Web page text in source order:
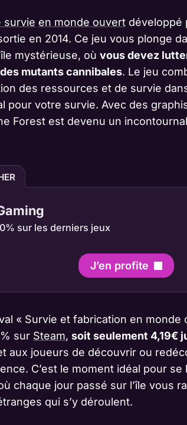
survie en monde ouvert développé
en 2014. Ce jeu vous plonge
mystérieuse, où vous devez
mutants cannibales. Le jeu
des ressources et de survie
pour votre survie. Avec des
Forest est devenu un
sur les derniers jeux
J’en profite
« Survie et fabrication en monde
sur Steam, soit seulement 4,19€
aux joueurs de découvrir ou
C’est le moment idéal pour
chaque jour passé sur l’île vous
qui s’y déroulent.